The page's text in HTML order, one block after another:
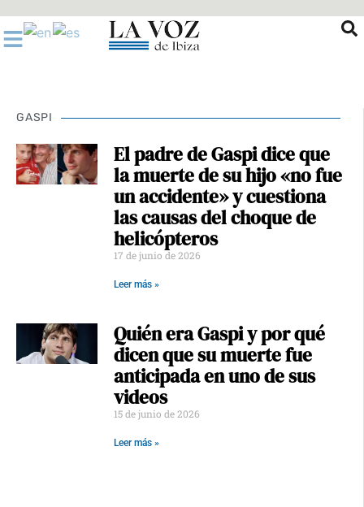
al
contenido
GASPI
El padre de Gaspi dice que
la muerte de su hijo «no fue
un accidente» y cuestiona
las causas del choque de
helicópteros
17 de junio de 2026
Leer más »
Quién era Gaspi y por qué
dicen que su muerte fue
anticipada en uno de sus
videos
15 de junio de 2026
Leer más »